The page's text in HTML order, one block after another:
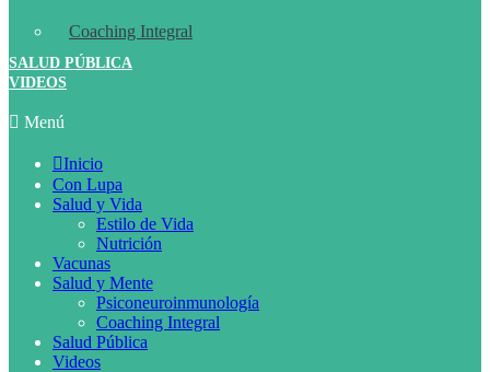
Coaching Integral
SALUD PÚBLICA
VIDEOS
Menú
Inicio
Con Lupa
Salud y Vida
Estilo de Vida
Nutrición
Vacunas
Salud y Mente
Psiconeuroinmunología
Coaching Integral
Salud Pública
Videos